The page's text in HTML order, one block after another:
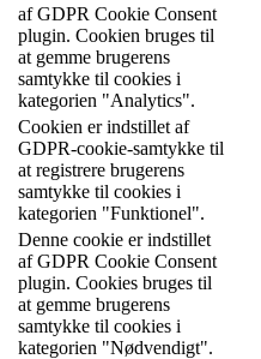
af GDPR Cookie Consent
plugin. Cookien bruges til
at gemme brugerens
samtykke til cookies i
kategorien "Analytics".
Cookien er indstillet af
GDPR-cookie-samtykke til
at registrere brugerens
samtykke til cookies i
kategorien "Funktionel".
Denne cookie er indstillet
af GDPR Cookie Consent
plugin. Cookies bruges til
at gemme brugerens
samtykke til cookies i
kategorien "Nødvendigt".